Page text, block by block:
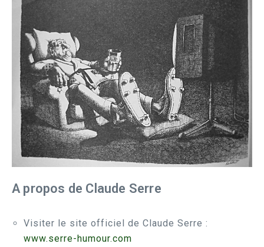
A propos de Claude Serre
Visiter le site officiel de Claude Serre :
www.serre-humour.com